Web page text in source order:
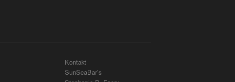
Kontakt
SunSeaBar’s